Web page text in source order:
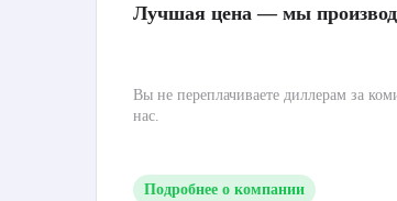
Лучшая цена — мы
Вы не переплачиваете диллерам за
нас.
Подробнее о компании